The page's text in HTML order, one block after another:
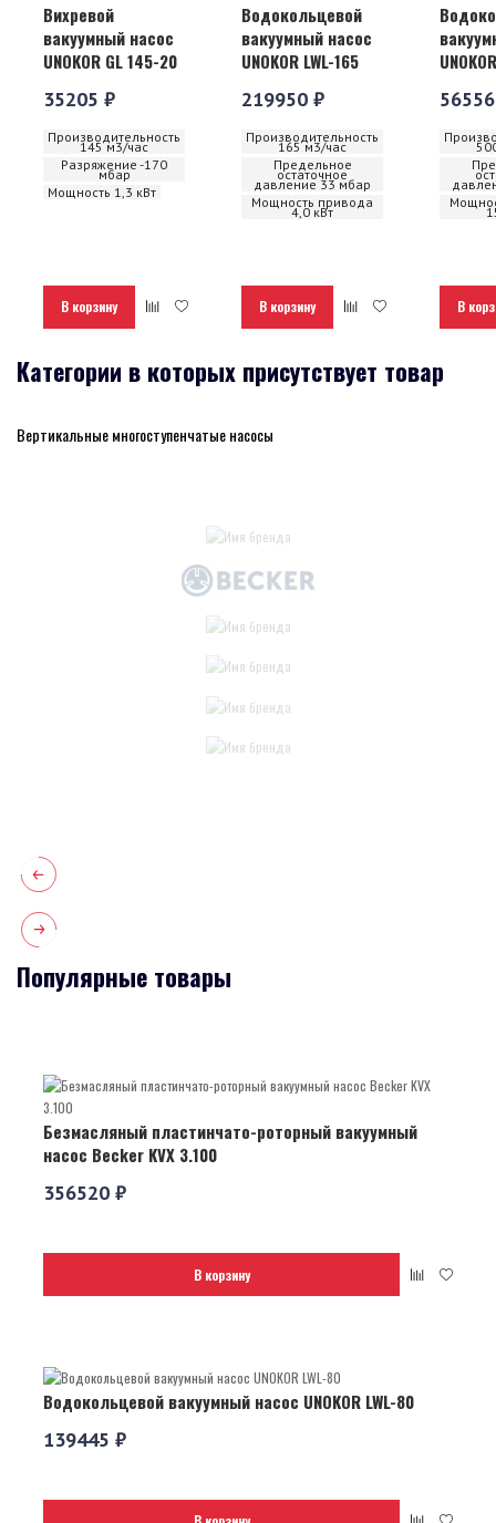
Вихревой
вакуумный насос
UNOKOR GL 145-20
35205 ₽
Производительность
145 м3/час
Разряжение -170
мбар
Мощность 1,3 кВт
В корзину
Водокольцевой
вакуумный насос
UNOKOR LWL-165
219950 ₽
Производительность
165 м3/час
Предельное
остаточное
давление 33 мбар
Мощность привода
4,0 кВт
В корзину В
Категории в которых присутствует товар
Вертикальные многоступенчатые насосы
Популярные товары
Безмасляный пластинчато-роторный вакуумный
насос Becker KVX 3.100
356520 ₽
В корзину
Водокольцевой вакуумный насос UNOKOR LWL-80
139445 ₽